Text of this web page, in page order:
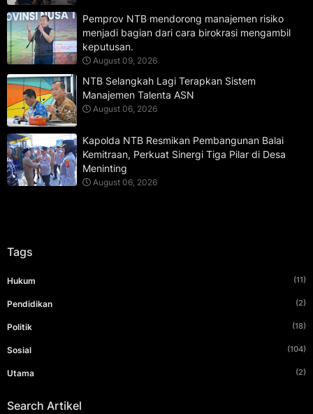
Pemprov NTB mendorong manajemen risiko
menjadi bagian dari cara birokrasi mengambil
keputusan.
August 09, 2026
NTB Selangkah Lagi Terapkan Sistem
Manajemen Talenta ASN
August 06, 2026
Kapolda NTB Resmikan Pembangunan Balai
Kemitraan, Perkuat Sinergi Tiga Pilar di Desa
Meninting
August 06, 2026
Tags
Hukum (11)
Pendidikan (2)
Politik (18)
Sosial (104)
Utama (2)
Search Artikel